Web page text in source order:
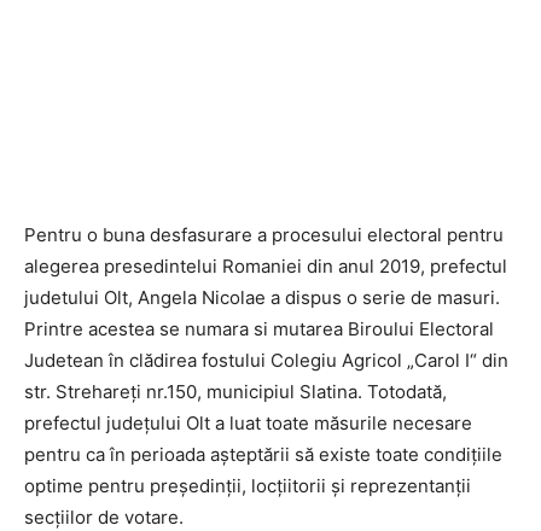
Pentru o buna desfasurare a procesului electoral pentru
alegerea presedintelui Romaniei din anul 2019, prefectul
judetului Olt, Angela Nicolae a dispus o serie de masuri.
Printre acestea se numara si mutarea Biroului Electoral
Judetean în clădirea fostului Colegiu Agricol „Carol I“ din
str. Strehareți nr.150, municipiul Slatina. Totodată,
prefectul judeţului Olt a luat toate măsurile necesare
pentru ca în perioada așteptării să existe toate condiţiile
optime pentru președinţii, locţiitorii și reprezentanţii
secţiilor de votare.